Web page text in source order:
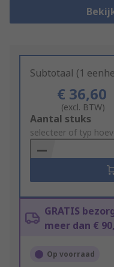
Subtotaal (1
€ 36,60
(excl. BTW)
Add
to
Basket
Aantal stuks
selecteer of typ
GRATIS
meer dan €
Op voorraad